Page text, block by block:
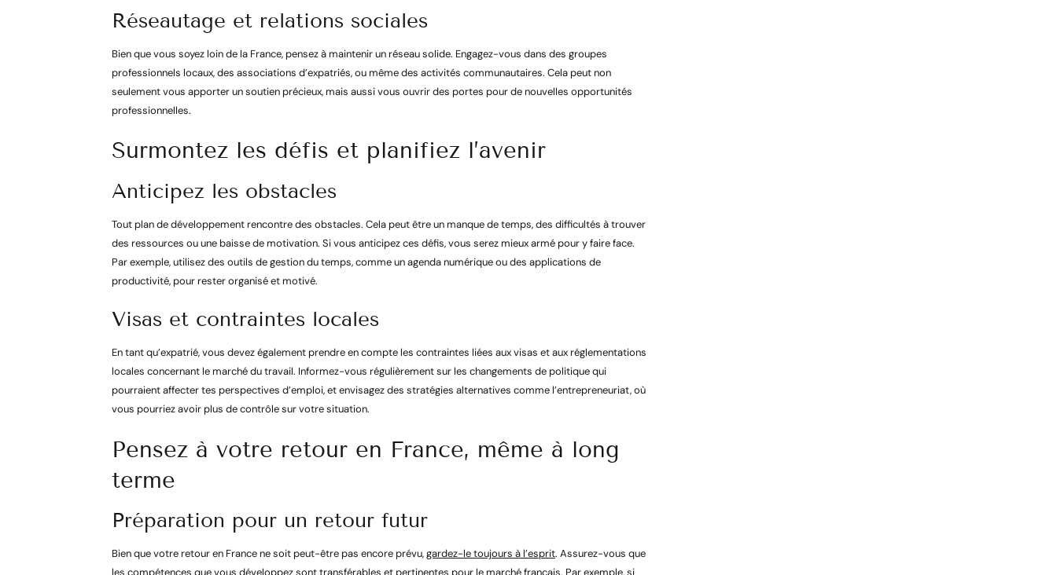
Réseautage et relations sociales
Bien que vous soyez loin de la France, pensez à maintenir un réseau solide. Engagez-vous dans des groupes
professionnels locaux, des associations d’expatriés, ou même des activités communautaires. Cela peut non
seulement vous apporter un soutien précieux, mais aussi vous ouvrir des portes pour de nouvelles opportunités
professionnelles.
Surmontez les défis et planifiez l’avenir
Anticipez les obstacles
Tout plan de développement rencontre des obstacles. Cela peut être un manque de temps, des difficultés à trouver
des ressources ou une baisse de motivation. Si vous anticipez ces défis, vous serez mieux armé pour y faire face.
Par exemple, utilisez des outils de gestion du temps, comme un agenda numérique ou des applications de
productivité, pour rester organisé et motivé.
Visas et contraintes locales
En tant qu’expatrié, vous devez également prendre en compte les contraintes liées aux visas et aux réglementations
locales concernant le marché du travail. Informez-vous régulièrement sur les changements de politique qui
pourraient affecter tes perspectives d’emploi, et envisagez des stratégies alternatives comme l’entrepreneuriat, où
vous pourriez avoir plus de contrôle sur votre situation.
Pensez à votre retour en France, même à long
terme
Préparation pour un retour futur
Bien que votre retour en France ne soit peut-être pas encore prévu,gardez-le toujours à l’esprit. Assurez-vous que
les compétences que vous développez sont transférables et pertinentes pour le marché français. Par exemple, si